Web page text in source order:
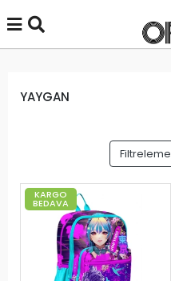
YAYGAN
Filtreleme
KARGO
BEDAVA